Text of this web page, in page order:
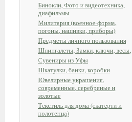
Бинокли, Фото и видеотехника,
диафильмы
Милитария (военное-форма,
погоны, нашивки, приборы)
Предметы личного пользования
Шпингалеты, Замки, ключи, весы,
Сувениры из Уфы
Шкатулки, банки, коробки
Ювелирные украшения,
современные, серебряные и
золотые
Текстиль для дома (скатерти и
полотенца)